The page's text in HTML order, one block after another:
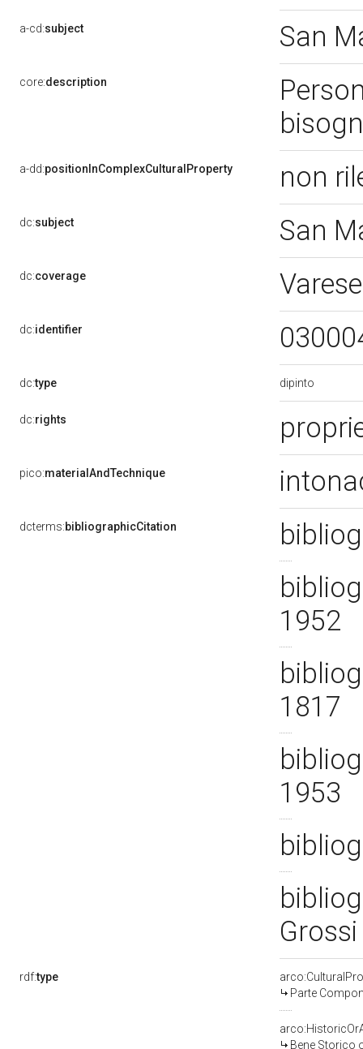
a-cd:subject San
core:description
a-dd:positionInComplexCulturalProperty non
dc:subject San
dc:coverage
dc:identifier
dc:type dipinto
dc:rights
pico:materialAndTechnique
dcterms:bibliographicCitation
1952
1817
1953
rdf:type
Parte
Bene Storico